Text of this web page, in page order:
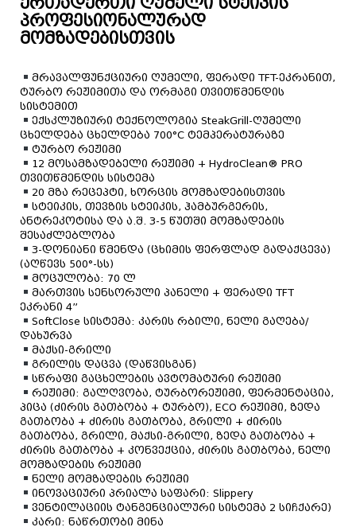
პროფესიონალურად
მომზადებისთვის
მრავალფუნქციური ღუმელი, ფერადი TFT-ეკრანით,
ტურბო რეჟიმითა და ორმაგი თვითწმენდის
სისტემით
ექსკლუზიური ტექნოლოგია SteakGrill-ღუმელი
ცხელდება ცხელდება 700°С ტემპერატურაზე
ტურბო რეჟიმი
12 მოსამზადებელი რეჟიმი + HydroClean® PRO
თვითწმენდის სისტემა
20 მზა რეცეპტი, ხორცის მომზადებისთვის
სტეიკის, თევზის სტეიკის, ჰამბურგერის,
ანტრეკოტისა და ა.შ. 3-5 წუთში მომზადების
შესაძლებლობა
3-დონიანი წმენდა (ცხიმის ფერფლად გადაქცევა)
(აღწევს 500°-სს)
მოცულობა: 70 ლ
მართვის სენსორული პანელი + ფერადი TFT
ეკრანი 4”
SoftClose სისტემა: კარის რბილი, ნელი გაღება/
დახურვა
მაქსი-გრილი
გრილის დაცვა (დაწვისგან)
სწრაფი გაცხელების ავტომატური რეჟიმი
რეჟიმი: გალღვობა, ტურბორეჟიმი, ფერმენტაცია,
პიცა (ძირის გათბობა + ტურბო), ECO რეჟიმი, ზედა
გათბობა + ძირის გათბობა, გრილი + ძირის
გათბობა, გრილი, მაქსი-გრილი, ზედა გათბობა +
ძირის გათბობა + კონვექცია, ძირის გათბობა, ნელი
მომზადების რეჟიმი
ნელი მომზადების რეჟიმი
ინოვაციური პრიალა საფარი: Slippery
ვენტილაციის ტანგენციალური სისტემა 2 სიჩქარე)
კარი: ნაწრთობი მინა